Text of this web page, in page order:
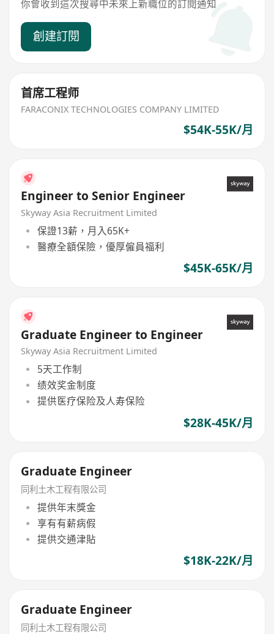
你會收到這次搜尋中未來上新職位的訂閱通知
創建訂閱
首席工程师
FARACONIX TECHNOLOGIES COMPANY LIMITED
$54K-55K/月
Engineer to Senior Engineer
Skyway Asia Recruitment Limited
保證13薪，月入65K+
醫療全額保險，優厚僱員福利
$45K-65K/月
Graduate Engineer to Engineer
Skyway Asia Recruitment Limited
5天工作制
绩效奖金制度
提供医疗保险及人寿保险
$28K-45K/月
Graduate Engineer
同利土木工程有限公司
提供年末獎金
享有有薪病假
提供交通津貼
$18K-22K/月
Graduate Engineer
同利土木工程有限公司